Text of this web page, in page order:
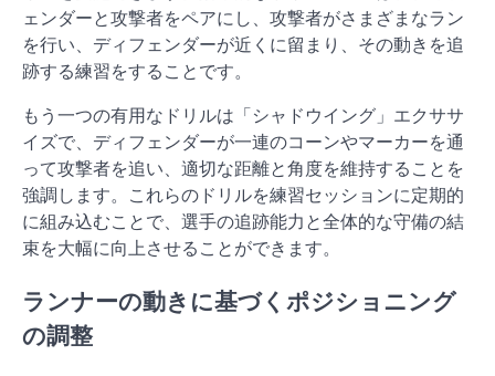
ェンダーと攻撃者をペアにし、攻撃者がさまざまなラン
を行い、ディフェンダーが近くに留まり、その動きを追
跡する練習をすることです。
もう一つの有用なドリルは「シャドウイング」エクササ
イズで、ディフェンダーが一連のコーンやマーカーを通
って攻撃者を追い、適切な距離と角度を維持することを
強調します。これらのドリルを練習セッションに定期的
に組み込むことで、選手の追跡能力と全体的な守備の結
束を大幅に向上させることができます。
ランナーの動きに基づくポジショニング
の調整